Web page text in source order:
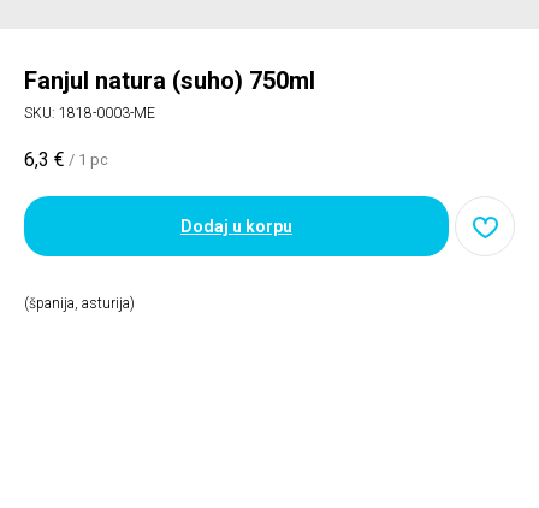
Fanjul natura (suho) 750ml
SKU: 1818-0003-ME
6,3 € / 1 pc
Dodaj u korpu
(španija, asturija)